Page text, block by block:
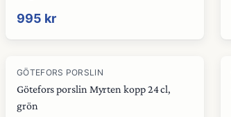
995 kr
GÖTEFORS PORSLIN
Götefors porslin Myrten kopp 24 cl,
grön